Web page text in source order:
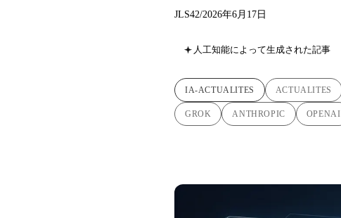
JLS42/2026年6月17日
人工知能によって生成された記事
IA-ACTUALITES ACTUALITES
GROK ANTHROPIC OPENAI